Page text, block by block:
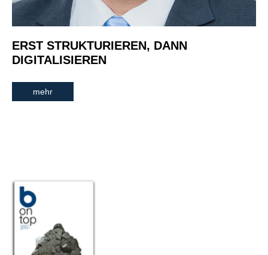
ERST STRUKTURIEREN, DANN
DIGITALISIEREN
mehr